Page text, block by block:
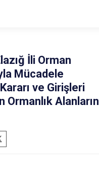
İli Orman
Mücadele
ve Girişleri
Ormanlık Alanların